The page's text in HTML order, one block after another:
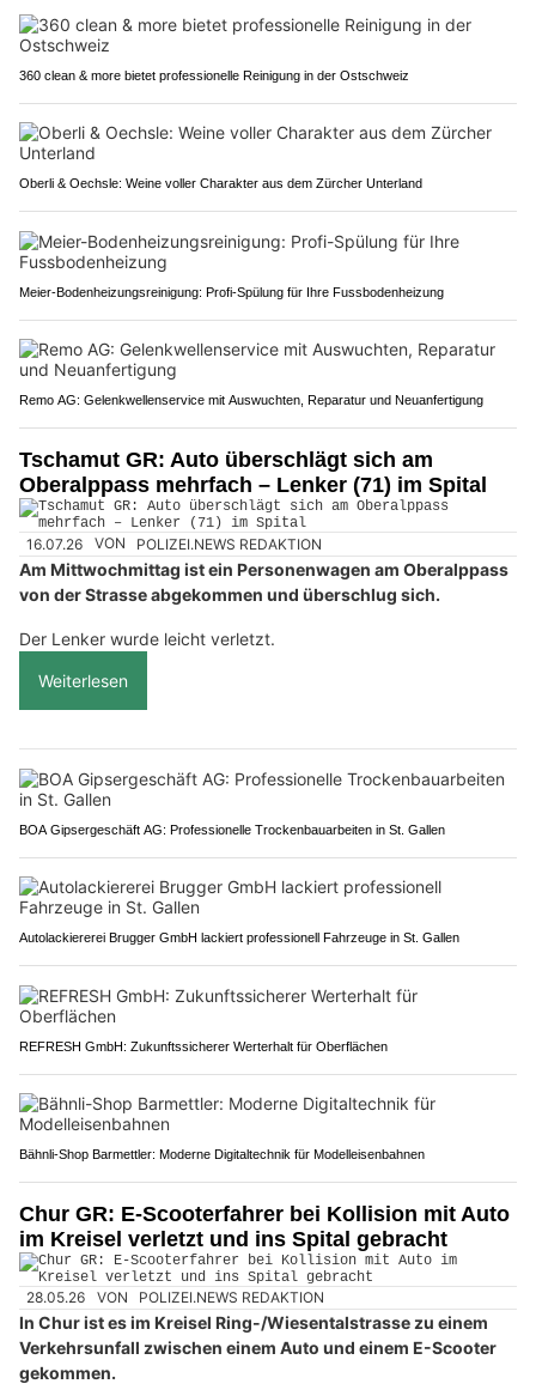
360 clean & more bietet professionelle Reinigung in der Ostschweiz
Oberli & Oechsle: Weine voller Charakter aus dem Zürcher Unterland
Meier-Bodenheizungsreinigung: Profi-Spülung für Ihre Fussbodenheizung
Remo AG: Gelenkwellenservice mit Auswuchten, Reparatur und Neuanfertigung
Tschamut GR: Auto überschlägt sich am
Oberalppass mehrfach – Lenker (71) im Spital
16.07.26 VON POLIZEI.NEWS REDAKTION
Am Mittwochmittag ist ein Personenwagen am Oberalppass
von der Strasse abgekommen und überschlug sich.
Der Lenker wurde leicht verletzt.
Weiterlesen
BOA Gipsergeschäft AG: Professionelle Trockenbauarbeiten in St. Gallen
Autolackiererei Brugger GmbH lackiert professionell Fahrzeuge in St. Gallen
REFRESH GmbH: Zukunftssicherer Werterhalt für Oberflächen
Bähnli-Shop Barmettler: Moderne Digitaltechnik für Modelleisenbahnen
Chur GR: E-Scooterfahrer bei Kollision mit Auto
im Kreisel verletzt und ins Spital gebracht
28.05.26 VON POLIZEI.NEWS REDAKTION
In Chur ist es im Kreisel Ring-/Wiesentalstrasse zu einem
Verkehrsunfall zwischen einem Auto und einem E-Scooter
gekommen.